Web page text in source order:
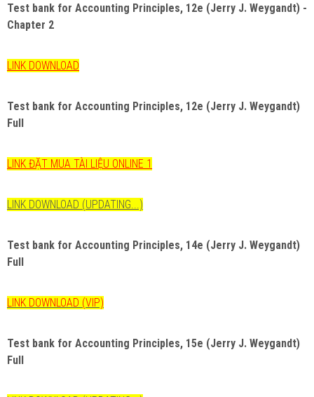
Test bank for Accounting Principles, 12e (Jerry J. Weygandt) -
Chapter 2
LINK DOWNLOAD
Test bank for Accounting Principles, 12e (Jerry J. Weygandt)
Full
LINK ĐẶT MUA TÀI LIỆU ONLINE 1
LINK DOWNLOAD (UPDATING...)
Test bank for Accounting Principles, 14e (Jerry J. Weygandt)
Full
LINK DOWNLOAD (VIP)
Test bank for Accounting Principles, 15e (Jerry J. Weygandt)
Full